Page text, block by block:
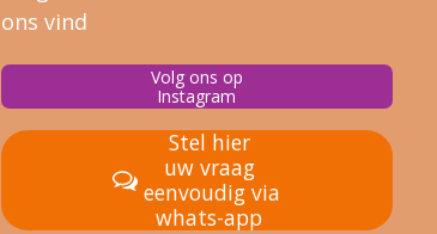
ons vind
Volg ons op
Instagram
Stel hier
uw vraag
eenvoudig via
whats-app